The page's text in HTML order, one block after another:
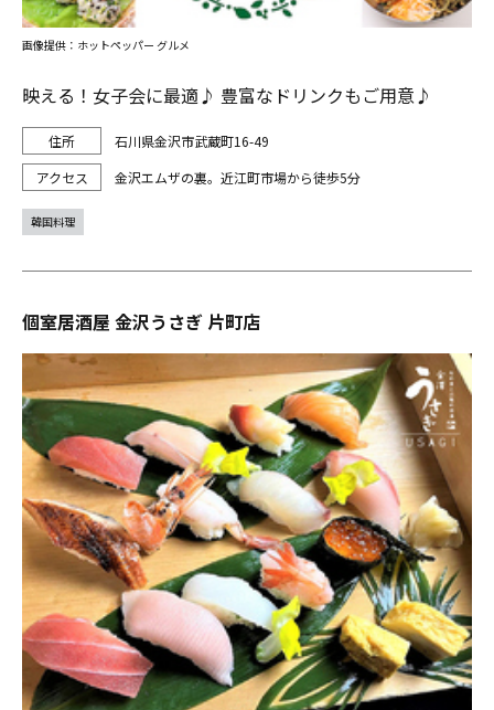
映える！女子会に最適♪ 豊富なドリンクもご用意♪
石川県金沢市武蔵町16-49
金沢エムザの裏。近江町市場から徒歩5分
画像提供：ホットペッパー グルメ
韓国料理
個室居酒屋 金沢うさぎ 片町店